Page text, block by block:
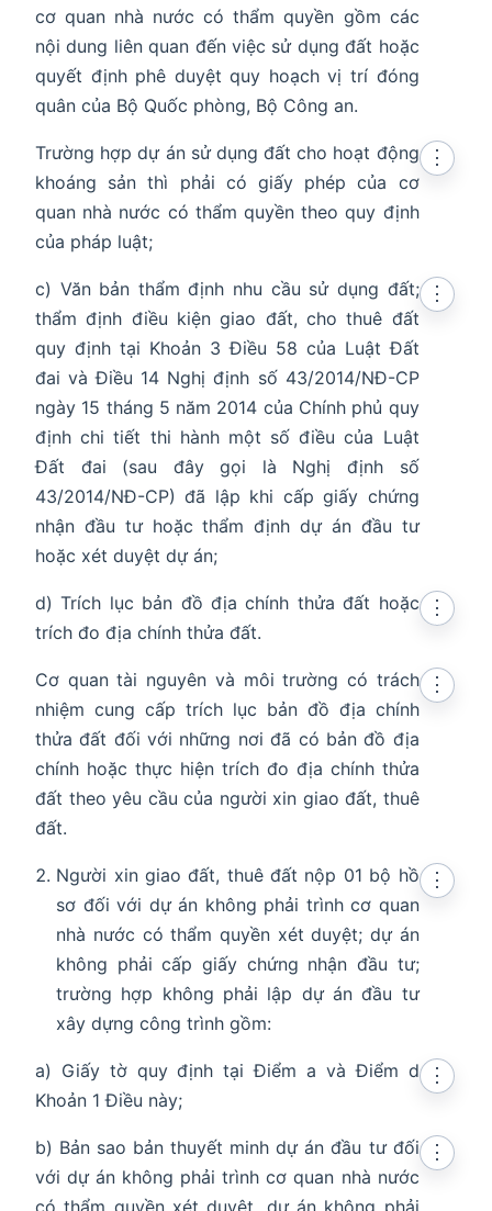
cơ quan nhà nước có thẩm quyền gồm các
nội dung liên quan đến việc sử dụng đất hoặc
quyết định phê duyệt quy hoạch vị trí đóng
quân của Bộ Quốc phòng, Bộ Công an.
Trường hợp dự án sử dụng đất cho hoạt động
khoáng sản thì phải có giấy phép của cơ
quan nhà nước có thẩm quyền theo quy định
của pháp luật;
⋮
c) Văn bản thẩm định nhu cầu sử dụng đất;
thẩm định điều kiện giao đất, cho thuê đất
quy định tại Khoản 3 Điều 58 của Luật Đất
đai và Điều 14 Nghị định số 43/2014/NĐ-CP
ngày 15 tháng 5 năm 2014 của Chính phủ quy
định chi tiết thi hành một số điều của Luật
Đất đai (sau đây gọi là Nghị định số
43/2014/NĐ-CP) đã lập khi cấp giấy chứng
nhận đầu tư hoặc thẩm định dự án đầu tư
hoặc xét duyệt dự án;
⋮
d) Trích lục bản đồ địa chính thửa đất hoặc
trích đo địa chính thửa đất.
⋮
Cơ quan tài nguyên và môi trường có trách
nhiệm cung cấp trích lục bản đồ địa chính
thửa đất đối với những nơi đã có bản đồ địa
chính hoặc thực hiện trích đo địa chính thửa
đất theo yêu cầu của người xin giao đất, thuê
đất.
⋮
Người xin giao đất, thuê đất nộp 01 bộ hồ
sơ đối với dự án không phải trình cơ quan
nhà nước có thẩm quyền xét duyệt; dự án
không phải cấp giấy chứng nhận đầu tư;
trường hợp không phải lập dự án đầu tư
xây dựng công trình gồm:
⋮
a) Giấy tờ quy định tại Điểm a và Điểm d
Khoản 1 Điều này;
⋮
b) Bản sao bản thuyết minh dự án đầu tư đối
với dự án không phải trình cơ quan nhà nước
⋮